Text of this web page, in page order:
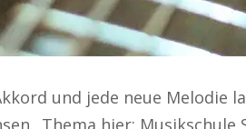
und jede neue Melodie
Thema hier: Musikschule